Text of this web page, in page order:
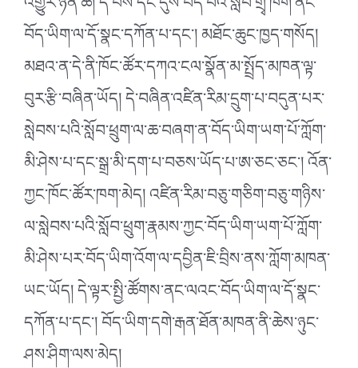
བོད་ཡིག་ལ་དོ་སྣང་དཀོན་པ་དང༌། མཐོང་ཆུང་ཁྱད་གསོད།
མཐའ་ན་དེ་ནི་ཁོང་ཚོར་དཀའ་ངལ་སྣོན་མ་སྤྲོད་མཁན་ལྟ་
བུར་རྩི་བཞིན་ཡོད། དེ་བཞིན་འཛིན་རིམ་དྲུག་པ་བདུན་པར་
སླེབས་པའི་སློབ་ཕྲུག་ལ་ཆ་བཞག་ན་བོད་ཡིག་ཡག་པོ་ཀློག་
མི་ཤེས་པ་དང་སྒྲ་མི་དག་པ་བཅས་ཡོད་པ་ཨ་ཅང་ཅང༌། འོན་
ཀྱང་ཁོང་ཚོར་ཁག་མེད། འཛིན་རིམ་བཅུ་གཅིག་བཅུ་གཉིས་
ལ་སླེབས་པའི་སློབ་ཕྲུག་རྣམས་ཀྱང་བོད་ཡིག་ཡག་པོ་ཀློག་
མི་ཤེས་པར་བོད་ཡིག་འོག་ལ་དབྱིན་ཇི་བྲིས་ནས་ཀློག་མཁན་
ཡང་ཡོད། དེ་ལྟར་སྤྱི་ཚོགས་ནང་ལའང་བོད་ཡིག་ལ་དོ་སྣང་
དཀོན་པ་དང༌། བོད་ཡིག་དགེ་རྒན་ཐོན་མཁན་ནི་ཆེས་ཉུང་
ཤས་ཤིག་ལས་མེད།